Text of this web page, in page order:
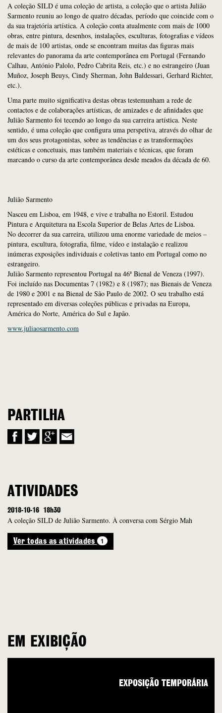
A coleção SILD é uma coleção de artista, a coleção que o artista Julião
Sarmento reuniu ao longo de quatro décadas, período que coincide com o
da sua trajetória artística. A coleção conta atualmente com mais de 1000
obras, entre pintura, desenhos, instalações, esculturas, fotografias e vídeos
de mais de 100 artistas, onde se encontram muitas das figuras mais
relevantes do panorama da arte contemporânea em Portugal (Fernando
Calhau, António Palolo, Pedro Cabrita Reis, etc.) e no estrangeiro (Juan
Muñoz, Joseph Beuys, Cindy Sherman, John Baldessari, Gerhard Richter,
etc.).
Uma parte muito significativa destas obras testemunham a rede de
contactos e de colaborações artísticas, de amizades e de afinidades que
Julião Sarmento foi tecendo ao longo da sua carreira artística. Neste
sentido, é uma coleção que configura uma perspetiva, através do olhar de
um dos seus protagonistas, sobre as tendências e as transformações
estéticas e concetuais, mas também materiais e técnicas, que foram
marcando o curso da arte contemporânea desde meados da década de 60.
Julião Sarmento
Nasceu em Lisboa, em 1948, e vive e trabalha no Estoril. Estudou
Pintura e Arquitetura na Escola Superior de Belas Artes de Lisboa.
No decorrer da sua carreira, utilizou uma enorme variedade de meios –
pintura, escultura, fotografia, filme, vídeo e instalação e realizou
inúmeras exposições individuais e coletivas tanto em Portugal como no
estrangeiro.
Julião Sarmento representou Portugal na 46ª Bienal de Veneza (1997).
Foi incluído nas Documentas 7 (1982) e 8 (1987); nas Bienais de Veneza
de 1980 e 2001 e na Bienal de São Paulo de 2002. O seu trabalho está
representado em diversas coleções públicas e privadas na Europa,
América do Norte, América do Sul e Japão.
www.juliaosarmento.com
PARTILHA
ATIVIDADES
2018-10-16 18h30
A coleção SILD de Julião Sarmento. À conversa com Sérgio Mah
Ver todas as atividades 1
EM EXIBIÇÃO
EXPOSIÇÃO TEMPORÁRIA